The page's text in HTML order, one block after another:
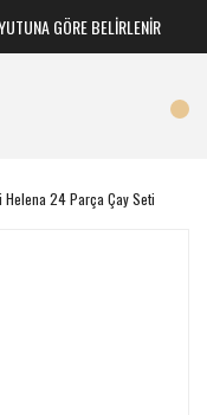
GÖRE BELİRLENİR
Helena 24 Parça Çay Seti